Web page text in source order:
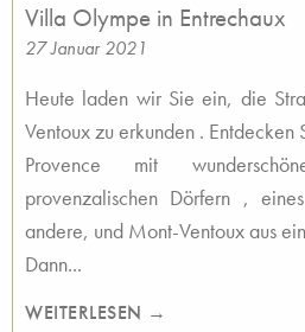
Villa Olympe in Entrechaux
27 Januar 2021
Heute laden wir Sie ein, die
Ventoux zu erkunden .
Provence mit
provenzalischen Dörfern ,
andere, und Mont-Ventoux aus
Dann...
WEITERLESEN →